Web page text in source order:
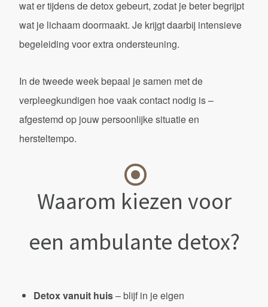
wat er tijdens de detox gebeurt, zodat je beter begrijpt
wat je lichaam doormaakt. Je krijgt daarbij intensieve
begeleiding voor extra ondersteuning.
In de tweede week bepaal je samen met de
verpleegkundigen hoe vaak contact nodig is –
afgestemd op jouw persoonlijke situatie en
hersteltempo.
Waarom kiezen voor
een ambulante detox?
Detox vanuit huis– blijf in je eigen